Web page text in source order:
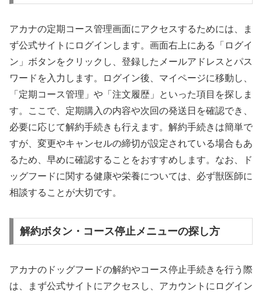
アカナの定期コース管理画面にアクセスするためには、ま
ず公式サイトにログインします。画面右上にある「ログイ
ン」ボタンをクリックし、登録したメールアドレスとパス
ワードを入力します。ログイン後、マイページに移動し、
「定期コース管理」や「注文履歴」といった項目を探しま
す。ここで、定期購入の内容や次回の発送日を確認でき、
必要に応じて解約手続きも行えます。解約手続きは簡単で
すが、変更やキャンセルの締切が設定されている場合もあ
るため、早めに確認することをおすすめします。なお、ド
ッグフードに関する健康や栄養については、必ず獣医師に
相談することが大切です。
解約ボタン・コース停止メニューの探し方
アカナのドッグフードの解約やコース停止手続きを行う際
は、まず公式サイトにアクセスし、アカウントにログイン